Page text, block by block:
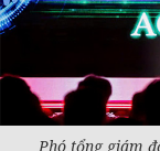
Phó tổng giám